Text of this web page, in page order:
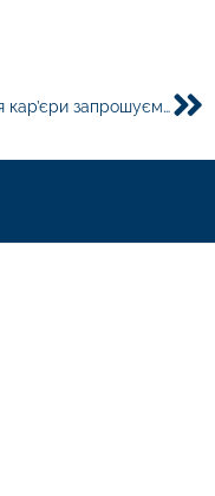
До дня кар’єри запрошуємо вас на онлайн-зустріч з роботодавцями на тему “Світові тенденції в вимогах до soft skills сучасного працівника”